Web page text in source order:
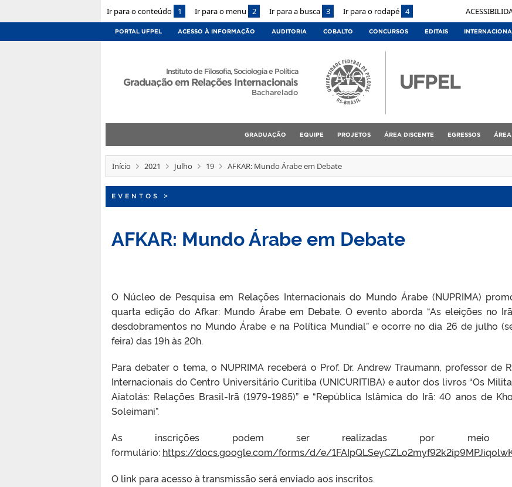
Ir para o conteúdo 1 Ir para o menu 2 Ir para a busca 3 Ir para o rodapé 4
PORTAL UFPEL ACESSO À INFORMAÇÃO AUDITORIA COBALTO CONCURSOS EDITAIS
Instituto de Filosofia, Sociologia e Política
Graduação em Relações Internacionais
Bacharelado
GRADUAÇÃO EQUIPE PROJETOS ÁREA DISCENTE EGRESSOS
Início 2021 Julho 19 AFKAR: Mundo Árabe em Debate
EVENTOS >
AFKAR: Mundo Árabe em Debate
O Núcleo de Pesquisa em Relações Internacionais do Mundo Árabe (NUPRIMA)
quarta edição do Afkar: Mundo Árabe em Debate. O evento aborda “As eleições no
desdobramentos no Mundo Árabe e na Política Mundial” e ocorre no dia 26 de julho
feira) das 19h às 20h.
Para debater o tema, o NUPRIMA receberá o Prof. Dr. Andrew Traumann, professor de
Internacionais do Centro Universitário Curitiba (UNICURITIBA) e autor dos livros “Os
Aiatolás: Relações Brasil-Irã (1979-1985)” e “República Islâmica do Irã: 40 anos de
Soleimani”.
As inscrições podem ser realizadas por meio
formulário: https://docs.google.com/forms/d/e/
O link para acesso à transmissão será enviado aos inscritos.